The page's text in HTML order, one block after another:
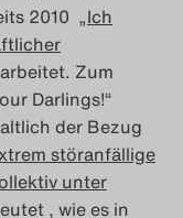
2010 „Ich
Zum
Darlings!“
der Bezug
störanfällige
unter
, wie es in